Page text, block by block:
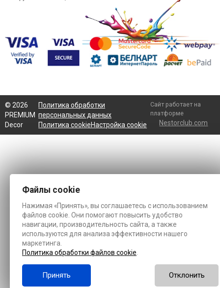
© 2026
PREMIUM
Decor
Политика обработки
персональных данных
Политика cookieНастройка cookie
Сайт работает на
платформе
Nestorclub.com
Файлы cookie
Нажимая «Принять», вы соглашаетесь с использованием
файлов cookie. Они помогают повысить удобство
навигации, производительность сайта, а также
используются для анализа эффективности нашего
маркетинга.
Политика обработки файлов cookie
Принять Отклонить